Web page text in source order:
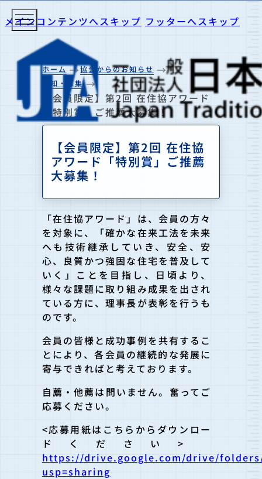
メインコンテンツへスキップ フッターへスキップ
ホーム
協会からのお知らせ
告知・募集
【会員限定】第2回 在住協アワード
「特別賞」ご推薦大募集！
【会員限定】第2回 在住協
アワード「特別賞」ご推薦
大募集！
「在住協アワード」は、会員の方々
を対象に、「確かな在来工法を未来
へも技術継承していき、安全、安
心、良質かつ強固な住宅を普及して
いく」ことを目指し、日頃より、
様々な課題に取り組み成果を出され
ている方に、理事長が表彰を行うも
のです。
会員の皆様と成功事例を共有するこ
とにより、各会員の継続的な発展に
寄与できればと考えております。
自薦・他薦は問いません。奮ってご
応募ください。
<応募用紙はこちらからダウンロー
ドください>
https://drive.google.com/drive/folders/
usp=sharing